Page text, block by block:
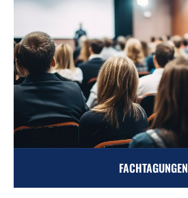
FACHTAGUNGEN